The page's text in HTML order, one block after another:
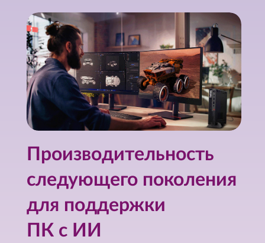
Производительность
следующего поколения
для поддержки
ПК с ИИ